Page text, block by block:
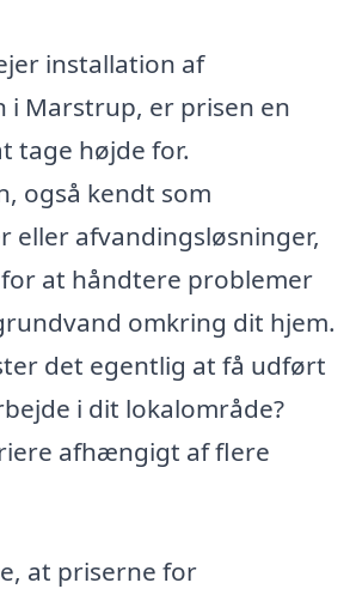
installation af
Marstrup, er prisen en
tage højde for.
også kendt som
eller afvandingsløsninger,
at håndtere problemer
omkring dit hjem.
det egentlig at få udført
i dit lokalområde?
afhængigt af flere
at priserne for